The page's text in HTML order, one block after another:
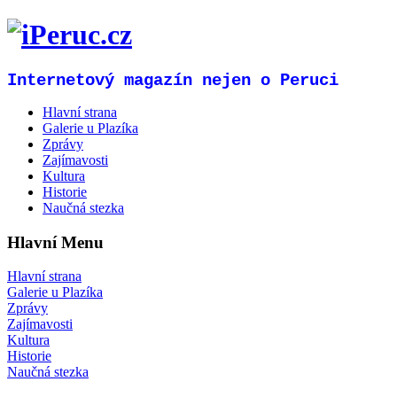
Internetový magazín nejen o Peruci
Hlavní strana
Galerie u Plazíka
Zprávy
Zajímavosti
Kultura
Historie
Naučná stezka
Hlavní Menu
Hlavní strana
Galerie u Plazíka
Zprávy
Zajímavosti
Kultura
Historie
Naučná stezka